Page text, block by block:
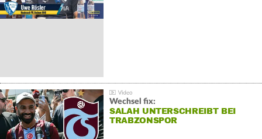
Wechsel fix:
SALAH UNTERSCHREIBT BEI
TRABZONSPOR